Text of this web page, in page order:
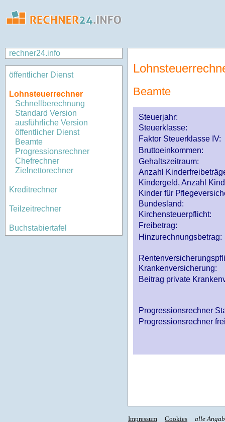
rechner24.info
öffentlicher Dienst
Lohnsteuerrechner
Schnellberechnung
Standard Version
ausführliche Version
öffentlicher Dienst
Beamte
Progressionsrechner
Chefrechner
Zielnettorechner
Kreditrechner
Teilzeitrechner
Buchstabiertafel
Beamte
Steuerjahr:
Steuerklasse:
Faktor Steuerklasse IV:
Bruttoeinkommen:
Gehaltszeitraum:
Anzahl
Kindergeld, Anzahl
Kinder für
Bundesland:
Kirchensteuerpflicht:
Freibetrag:
Hinzurechnungsbetrag:
Krankenversicherung:
Beitrag private
Progressionsrechner
Progressionsrechner
Impressum Cookies alle